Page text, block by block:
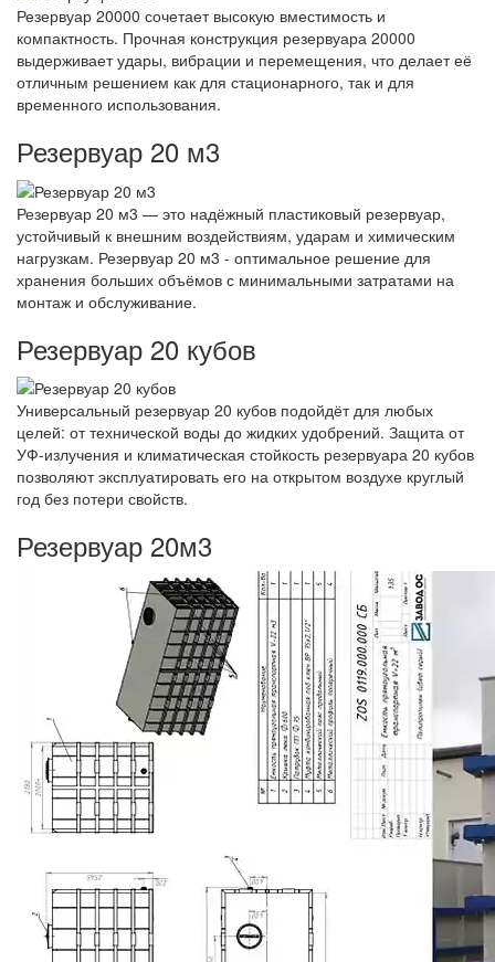
Резервуар 20000 сочетает высокую вместимость и
компактность. Прочная конструкция резервуара 20000
выдерживает удары, вибрации и перемещения, что делает её
отличным решением как для стационарного, так и для
временного использования.
Резервуар 20 м3
Резервуар 20 м3 — это надёжный пластиковый резервуар,
устойчивый к внешним воздействиям, ударам и химическим
нагрузкам. Резервуар 20 м3 - оптимальное решение для
хранения больших объёмов с минимальными затратами на
монтаж и обслуживание.
Резервуар 20 кубов
Универсальный резервуар 20 кубов подойдёт для любых
целей: от технической воды до жидких удобрений. Защита от
УФ-излучения и климатическая стойкость резервуара 20 кубов
позволяют эксплуатировать его на открытом воздухе круглый
год без потери свойств.
Резервуар 20м3